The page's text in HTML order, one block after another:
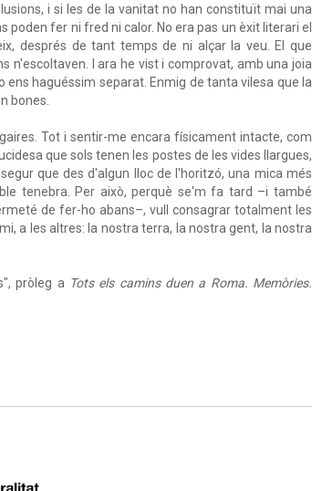
i si les de la vanitat no han constituït mai una
fer ni fred ni calor. No era pas un èxit literari el
després de tant temps de ni alçar la veu. El que
n'escoltaven. I ara he vist i comprovat, amb una joia
haguéssim separat. Enmig de tanta vilesa que la
bones.
Tot i sentir-me encara físicament intacte, com
que sols tenen les postes de les vides llargues,
que des d'algun lloc de l'horitzó, una mica més
tenebra. Per això, perquè se'm fa tard –i també
de fer-ho abans–, vull consagrar totalment les
a les altres: la nostra terra, la nostra gent, la nostra
pròleg a Tots els camins duen a Roma. Memòries.